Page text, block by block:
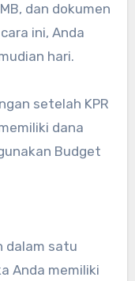
dan dokumen
ini, Anda
hari.
setelah KPR
dana
Budget
dalam satu
Anda memiliki